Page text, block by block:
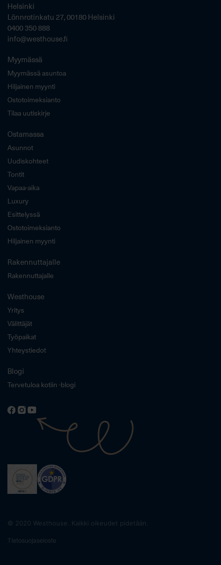
Helsinki
Lönnrotinkatu 27, 00180 Helsinki
0400 350 888
info@westhouse.fi
Myymässä
Myymässä asuntoa
Hiljainen myynti
Ostotoimeksianto
Tilaa uutiskirje
Ostamassa
Asunnot
Uudiskohteet
Tontit
Vapaa-aika
Luxury
Esittelyssä
Ostotoimeksianto
Hiljainen myynti
Rakennuttajalle
Rakennuttajalle
Westhouse
Yritys
Välittäjät
Työpaikat
Yhteystiedot
Blogi
Tervetuloa kotiin -blogi
© 2020 Westhouse. Kaikki oikeudet pidetään.
Tietosuojaseloste